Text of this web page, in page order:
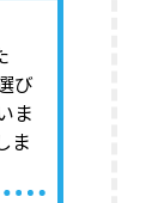
び
ま
ま